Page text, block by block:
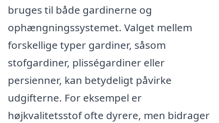
bruges til både gardinerne og
ophængningssystemet. Valget mellem
forskellige typer gardiner, såsom
stofgardiner, plisségardiner eller
persienner, kan betydeligt påvirke
udgifterne. For eksempel er
højkvalitetsstof ofte dyrere, men bidrager